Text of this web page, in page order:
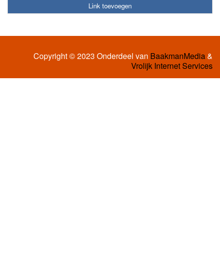
Link toevoegen
Copyright © 2023 Onderdeel van BaakmanMedia&
Vrolijk Internet Services